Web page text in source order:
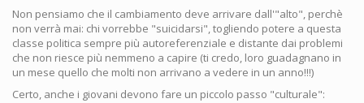
Non pensiamo che il cambiamento deve arrivare dall'"alto", perchè
non verrà mai: chi vorrebbe "suicidarsi", togliendo potere a questa
classe politica sempre più autoreferenziale e distante dai problemi
che non riesce più nemmeno a capire (ti credo, loro guadagnano in
un mese quello che molti non arrivano a vedere in un anno!!!)
Certo, anche i giovani devono fare un piccolo passo "culturale":